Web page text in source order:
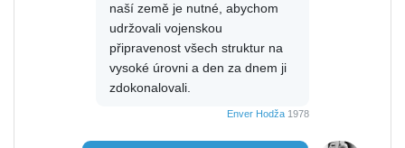
naší země je nutné, abychom
udržovali vojenskou
připravenost všech struktur na
vysoké úrovni a den za dnem ji
zdokonalovali.
Enver Hodža 1978